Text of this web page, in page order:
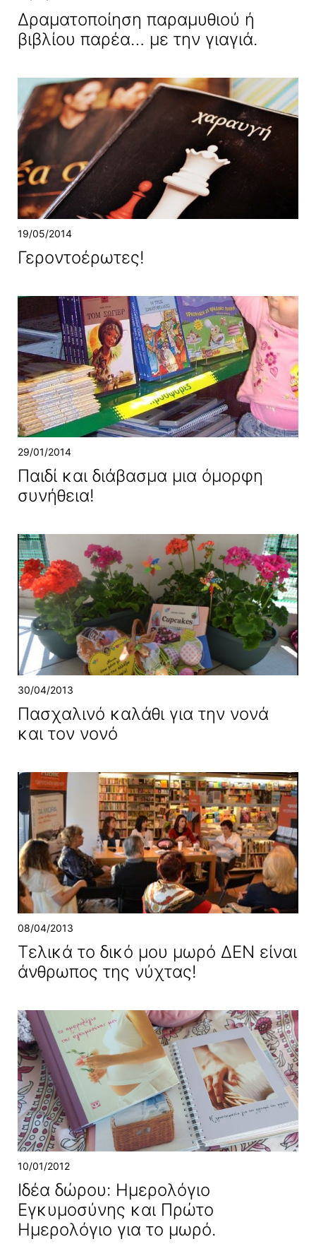
Δραματοποίηση παραμυθιού ή
βιβλίου παρέα… με την γιαγιά.
19/05/2014
Γεροντοέρωτες!
29/01/2014
Παιδί και διάβασμα μια όμορφη
συνήθεια!
30/04/2013
Πασχαλινό καλάθι για την νονά
και τον νονό
08/04/2013
Τελικά το δικό μου μωρό ΔΕΝ είναι
άνθρωπος της νύχτας!
10/01/2012
Ιδέα δώρου: Ημερολόγιο
Εγκυμοσύνης και Πρώτο
Ημερολόγιο για το μωρό.